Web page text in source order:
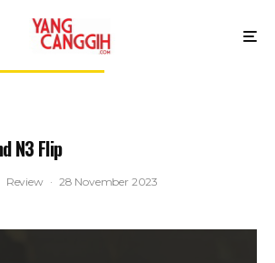
N3 Flip
Review · 28 November 2023